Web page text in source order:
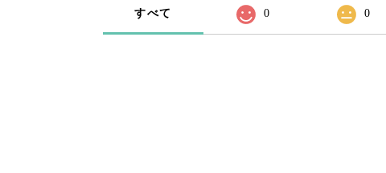
すべて 0 0